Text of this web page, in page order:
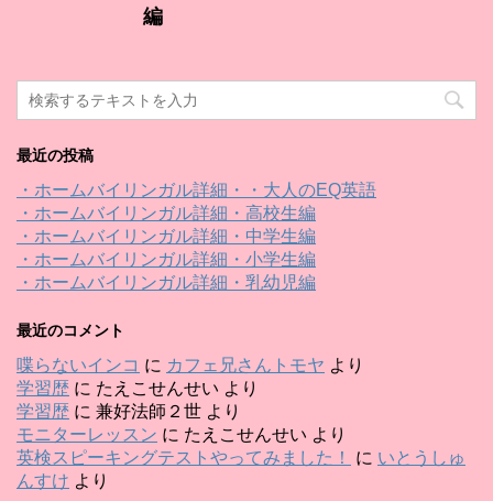
編
最近の投稿
・ホームバイリンガル詳細・・大人のEQ英語
・ホームバイリンガル詳細・高校生編
・ホームバイリンガル詳細・中学生編
・ホームバイリンガル詳細・小学生編
・ホームバイリンガル詳細・乳幼児編
最近のコメント
喋らないインコ に カフェ兄さんトモヤ より
学習歴 に たえこせんせい より
学習歴 に 兼好法師２世 より
モニターレッスン に たえこせんせい より
英検スピーキングテストやってみました！
に いとうしゅ
んすけ より